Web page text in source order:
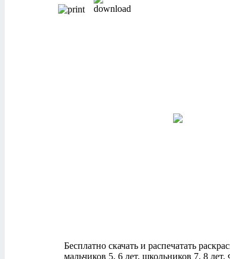
Бесплатно скачать и распечатать
мальчиков 5, 6 лет, школьников 7, 8